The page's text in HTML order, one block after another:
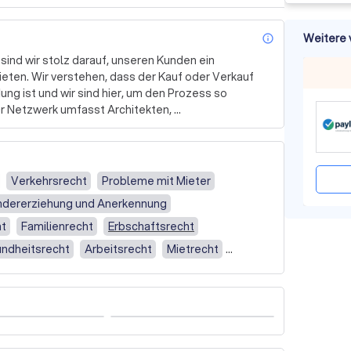
wir stolz darauf, unseren Kunden ein
Wir verstehen, dass der Kauf oder Verkauf
ist und wir sind hier, um den Prozess so
Netzwerk umfasst Architekten,
Steuerberater, Reinigungskräfte und
spezifisches Wissen und seine Erfahrung ein,
professionell und effizient
einen maßgeschneiderten Service zu
und arbeiten eng mit Ihnen zusammen, um die
nicht nur einen Service, sondern ein Erlebnis
Leidenschaft für das, was wir tun, unterscheidet
wir sind auch Menschen, die sich um
zu unterstützen und Ihnen zu helfen, Ihre
Verkehrsrecht
Probleme mit Mieter
und Anerkennung
Familienrecht
Erbschaftsrecht
Arbeitsrecht
Mietrecht
Einspruch
Steuerrecht
Steuerberatung
Privat (Einzelperson)
Weitere